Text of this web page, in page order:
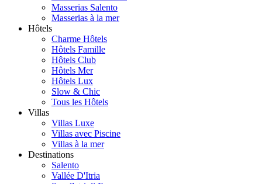
Masserias Salento
Masserias à la mer
Hôtels
Charme Hôtels
Hôtels Famille
Hôtels Club
Hôtels Mer
Hôtels Lux
Slow & Chic
Tous les Hôtels
Villas
Villas Luxe
Villas avec Piscine
Villas à la mer
Destinations
Salento
Vallée D'Itria